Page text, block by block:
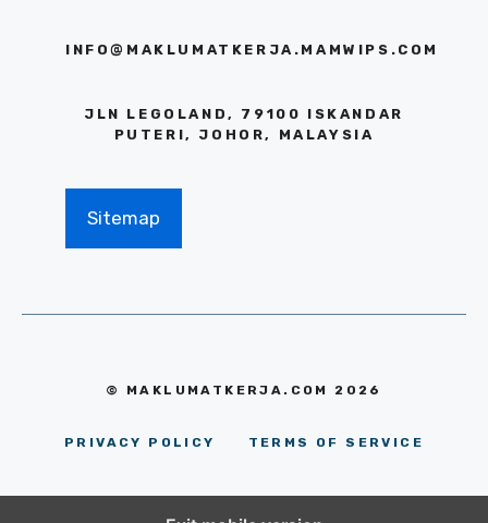
INFO@MAKLUMATKERJA.MAMWIPS.COM
JLN LEGOLAND, 79100 ISKANDAR
PUTERI, JOHOR, MALAYSIA
Sitemap
© MAKLUMATKERJA.COM 2026
PRIVACY POLICY TERMS OF SERVICE